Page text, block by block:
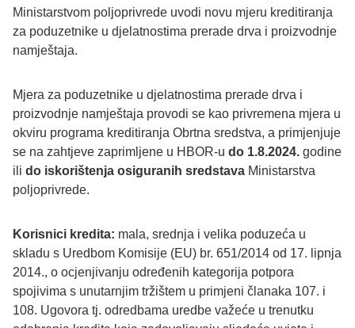
Ministarstvom poljoprivrede uvodi novu mjeru kreditiranja
za poduzetnike u djelatnostima prerade drva i proizvodnje
namještaja.
Mjera za poduzetnike u djelatnostima prerade drva i
proizvodnje namještaja provodi se kao privremena mjera u
okviru programa kreditiranja Obrtna sredstva, a primjenjuje
se na zahtjeve zaprimljene u HBOR-u do 1.8.2024. godine
ili do iskorištenja osiguranih sredstava Ministarstva
poljoprivrede.
Korisnici kredita: mala, srednja i velika poduzeća u
skladu s Uredbom Komisije (EU) br. 651/2014 od 17. lipnja
2014., o ocjenjivanju određenih kategorija potpora
spojivima s unutarnjim tržištem u primjeni članaka 107. i
108. Ugovora tj. odredbama uredbe važeće u trenutku